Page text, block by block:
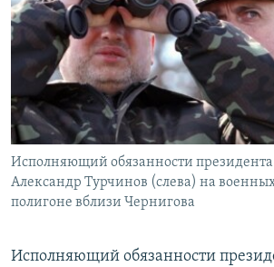
РАСПИСАНИЕ ВЕЩАНИЯ
ПОДПИШИТЕСЬ НА РАССЫЛКУ
СОЦИАЛЬНЫЕ СЕТИ
Все сайты РСЕ/РС
Исполняющий обязанности
Александр Турчинов (слева) на
полигоне вблизи Чернигова
Исполняющий обязанности